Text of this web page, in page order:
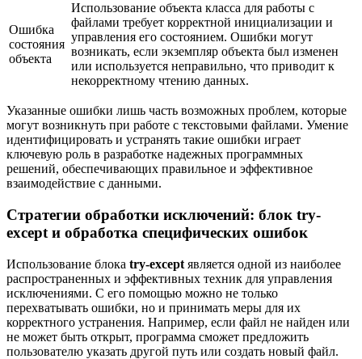
Ошибка
состояния
объекта
Использование объекта класса для работы с
файлами требует корректной инициализации и
управления его состоянием. Ошибки могут
возникать, если экземпляр объекта был изменен
или используется неправильно, что приводит к
некорректному чтению данных.
Указанные ошибки лишь часть возможных проблем, которые
могут возникнуть при работе с текстовыми файлами. Умение
идентифицировать и устранять такие ошибки играет
ключевую роль в разработке надежных программных
решений, обеспечивающих правильное и эффективное
взаимодействие с данными.
Стратегии обработки исключений: блок try-
except и обработка специфических ошибок
Использование блока try-except является одной из наиболее
распространенных и эффективных техник для управления
исключениями. С его помощью можно не только
перехватывать ошибки, но и принимать меры для их
корректного устранения. Например, если файл не найден или
не может быть открыт, программа сможет предложить
пользователю указать другой путь или создать новый файл.